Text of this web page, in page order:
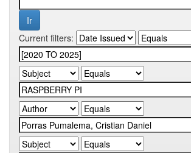
Current filters: